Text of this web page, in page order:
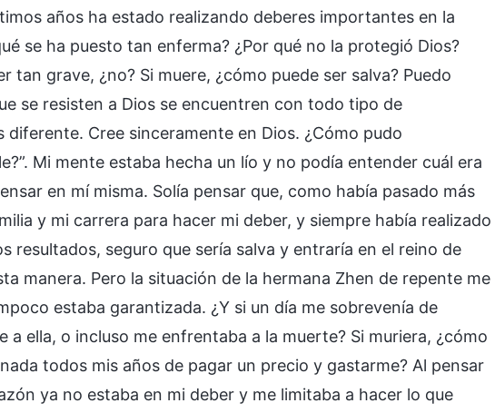
años ha estado realizando deberes importantes en la
se ha puesto tan enferma? ¿Por qué no la protegió Dios?
tan grave, ¿no? Si muere, ¿cómo puede ser salva? Puedo
se resisten a Dios se encuentren con todo tipo de
diferente. Cree sinceramente en Dios. ¿Cómo pudo
Mi mente estaba hecha un lío y no podía entender cuál era
en mí misma. Solía pensar que, como había pasado más
y mi carrera para hacer mi deber, y siempre había realizado
resultados, seguro que sería salva y entraría en el reino de
manera. Pero la situación de la hermana Zhen de repente me
estaba garantizada. ¿Y si un día me sobrevenía de
a ella, o incluso me enfrentaba a la muerte? Si muriera, ¿cómo
todos mis años de pagar un precio y gastarme? Al pensar
ya no estaba en mi deber y me limitaba a hacer lo que